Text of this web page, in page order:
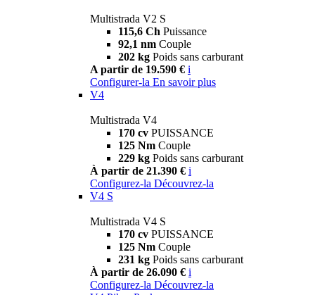
Multistrada V2 S
115,6 Ch Puissance
92,1 nm Couple
202 kg Poids sans carburant
A partir de 19.590 € i
Configurer-la En savoir plus
V4
Multistrada V4
170 cv PUISSANCE
125 Nm Couple
229 kg Poids sans carburant
À partir de 21.390 € i
Configurez-la Découvrez-la
V4 S
Multistrada V4 S
170 cv PUISSANCE
125 Nm Couple
231 kg Poids sans carburant
À partir de 26.090 € i
Configurez-la Découvrez-la